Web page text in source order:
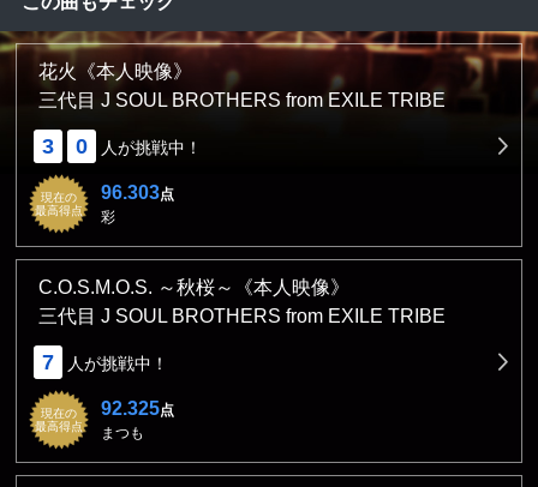
花火《本人映像》
三代目 J SOUL BROTHERS from EXILE TRIBE
3 0 人が挑戦中！
現在の
最高得点
96.303点
彩
C.O.S.M.O.S. ～秋桜～《本人映像》
三代目 J SOUL BROTHERS from EXILE TRIBE
7 人が挑戦中！
現在の
最高得点
92.325点
まつも